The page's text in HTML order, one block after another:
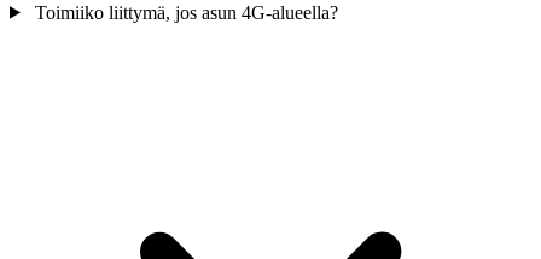
Toimiiko liittymä, jos asun 4G-alueella?